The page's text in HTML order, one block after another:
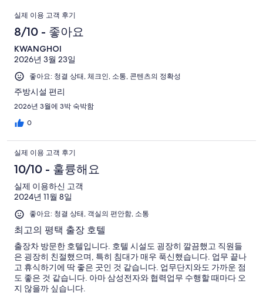
후
기
후
기
중
개
개
이
후
기
중
개
개
이
용
후
개
별
로
요.
14
개
이
용
기
중
개
이
용
후
기
실제 이용 고객 후기
8/10 - 좋아요
KWANGHOI
2026년 3월 23일
좋아요: 청결 상태, 체크인, 소통, 콘텐츠의 정확성
주방시설 편리
2026년 3월에 3박 숙박함
0
실제 이용 고객 후기
10/10 - 훌륭해요
실제 이용하신 고객
2024년 11월 8일
좋아요: 청결 상태, 객실의 편안함, 소통
최고의 평택 출장 호텔
출장차 방문한 호텔입니다. 호텔 시설도 굉장히 깔끔했고 직원들
은 굉장히 친절했으며, 특히 침대가 매우 푹신했습니다. 업무 끝나
고 휴식하기에 딱 좋은 곳인 것 같습니다. 업무단지와도 가까운 점
도 좋은 것 같습니다. 아마 삼성전자와 협력업무 수행할 때마다 오
지 않을까 싶습니다.